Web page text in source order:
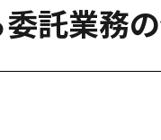
託業務